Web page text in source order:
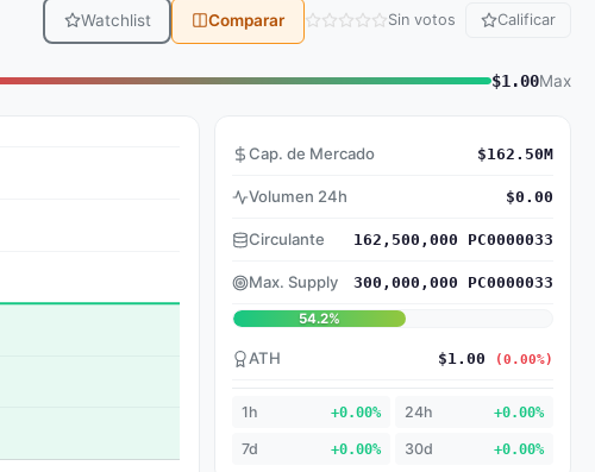
Watchlist Comparar Sin votos Calificar
$1.00Max
Cap. de Mercado $162.50M
Volumen 24h $0.00
Circulante 162,500,000 PC0000033
Max. Supply 300,000,000 PC0000033
54.2%
ATH $1.00 (0.00%)
1h +0.00% 24h +0.00%
7d +0.00% 30d +0.00%